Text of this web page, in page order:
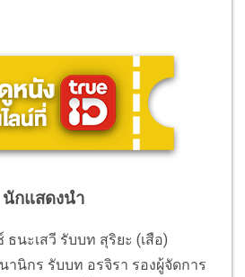
นักแสดงนำ
นะเสวี รับบท สุริยะ (เสือ)
นิกร รับบท อรจิรา รองผู้จัดการ